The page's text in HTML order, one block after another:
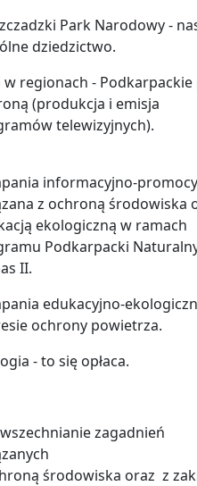
Park Narodowy -
dziedzictwo.
w regionach - Podkarpackie
(produkcja i emisja
telewizyjnych).
informacyjno-
z ochroną środowiska
ekologiczną w ramach
Podkarpacki
II.
edukacyjno-
ochrony powietrza.
- to się opłaca.
zagadnień
środowiska oraz z